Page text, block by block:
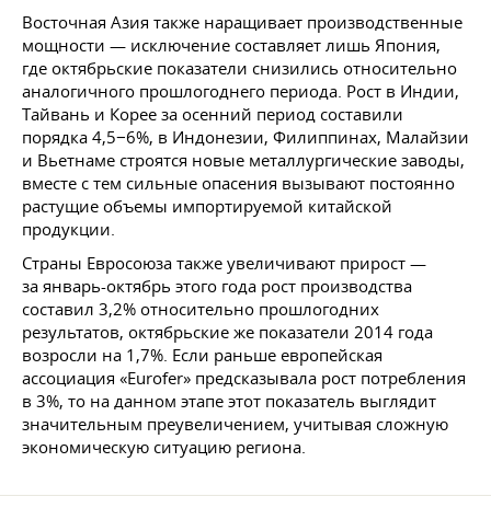
Восточная Азия также наращивает производственные
мощности — исключение составляет лишь Япония,
где октябрьские показатели снизились относительно
аналогичного прошлогоднего периода. Рост в Индии,
Тайвань и Корее за осенний период составили
порядка 4,5−6%, в Индонезии, Филиппинах, Малайзии
и Вьетнаме строятся новые металлургические заводы,
вместе с тем сильные опасения вызывают постоянно
растущие объемы импортируемой китайской
продукции.
Страны Евросоюза также увеличивают прирост —
за январь-октябрь этого года рост производства
составил 3,2% относительно прошлогодних
результатов, октябрьские же показатели 2014 года
возросли на 1,7%. Если раньше европейская
ассоциация «Eurofer» предсказывала рост потребления
в 3%, то на данном этапе этот показатель выглядит
значительным преувеличением, учитывая сложную
экономическую ситуацию региона.